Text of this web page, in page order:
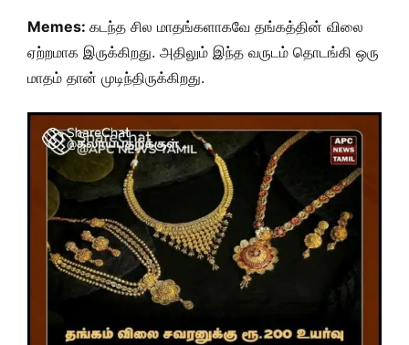
Memes: கடந்த சில மாதங்களாகவே தங்கத்தின் விலை
ஏற்றமாக இருக்கிறது. அதிலும் இந்த வருடம் தொடங்கி ஒரு
மாதம் தான் முடிந்திருக்கிறது.